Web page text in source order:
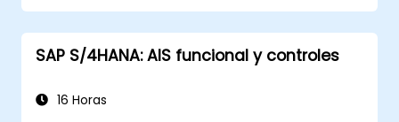
preparar informes estructurados.
SAP S/4HANA: AIS funcional y controles
16 Horas